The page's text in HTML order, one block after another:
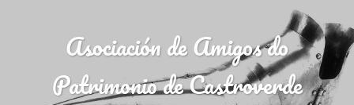
Asociación de Amigos do
Patrimonio de Castroverde